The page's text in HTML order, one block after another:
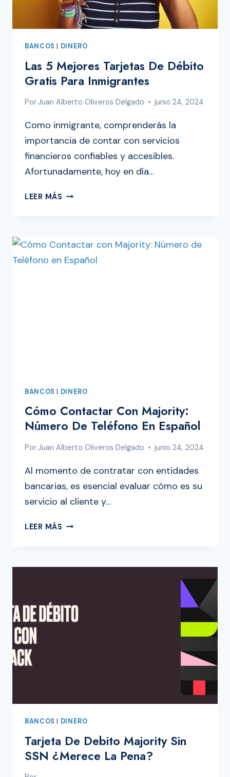
BANCOS DINERO
Las 5 Mejores Tarjetas De Débito
Gratis Para Inmigrantes
PorJuan Alberto Oliveros Delgado junio 24, 2024
Como inmigrante, comprenderás la
importancia de contar con servicios
financieros confiables y accesibles.
Afortunadamente, hoy en día…
LEER MÁS LAS
DE
DÉBITO
GRATIS
BANCOS DINERO
Cómo Contactar Con Majority:
Número De Teléfono En Español
PorJuan Alberto Oliveros Delgado junio 24, 2024
Al momento de contratar con entidades
bancarias, es esencial evaluar cómo es su
servicio al cliente y…
LEER MÁS CÓMO
EN
ESPAÑOL
BANCOS DINERO
Tarjeta De Debito Majority Sin
SSN ¿Merece La Pena?